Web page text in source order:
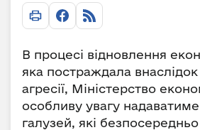
В процесі відновлення
яка постраждала внаслідок
агресії, Міністерство
особливу увагу надаватиме
галузей, які